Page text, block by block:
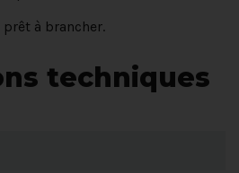
à brancher.
techniques